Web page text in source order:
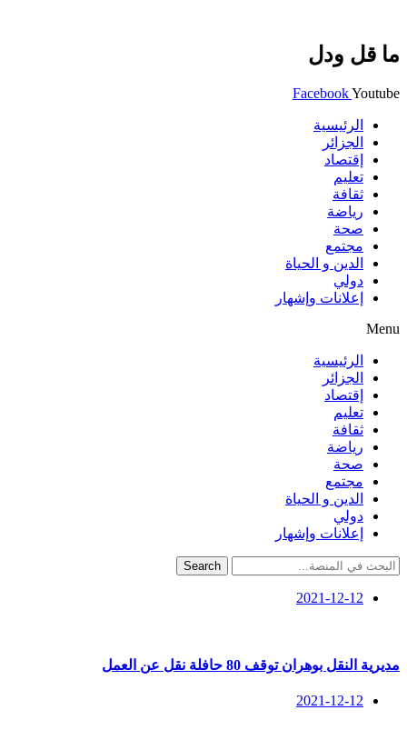
ما قل ودل
FacebookYoutube
الرئيسية
الجزائر
إقتصاد
تعليم
ثقافة
رياضة
صحة
مجتمع
الدين و الحياة
دولي
إعلانات وإشهار
Menu
الرئيسية
الجزائر
إقتصاد
تعليم
ثقافة
رياضة
صحة
مجتمع
الدين و الحياة
دولي
إعلانات وإشهار
Search
2021-12-12
مديرية النقل بوهران توقف 80 حافلة نقل عن العمل
2021-12-12